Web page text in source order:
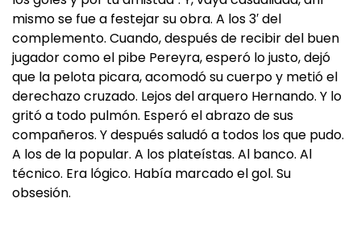
mismo se fue a festejar su obra. A los 3′ del
complemento. Cuando, después de recibir del buen
jugador como el pibe Pereyra, esperó lo justo, dejó
que la pelota picara, acomodó su cuerpo y metió el
derechazo cruzado. Lejos del arquero Hernando. Y lo
gritó a todo pulmón. Esperó el abrazo de sus
compañeros. Y después saludó a todos los que pudo.
A los de la popular. A los plateístas. Al banco. Al
técnico. Era lógico. Había marcado el gol. Su
obsesión.